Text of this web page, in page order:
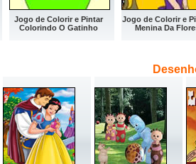
Jogo de Colorir e Pintar
Colorindo O Gatinho
Jogo de Colorir e
Menina Da